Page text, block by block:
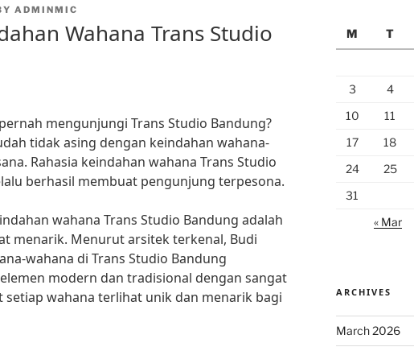
ADMINMIC
Wahana Trans Studio
mengunjungi Trans Studio Bandung?
tidak asing dengan keindahan wahana-
Rahasia keindahan wahana Trans Studio
berhasil membuat pengunjung terpesona.
wahana Trans Studio Bandung adalah
menarik. Menurut arsitek terkenal, Budi
wahana di Trans Studio Bandung
modern dan tradisional dengan sangat
setiap wahana terlihat unik dan menarik bagi
M
T
3
4
10
11
17
18
24
25
31
« Mar
ARCHIVES
March 2026